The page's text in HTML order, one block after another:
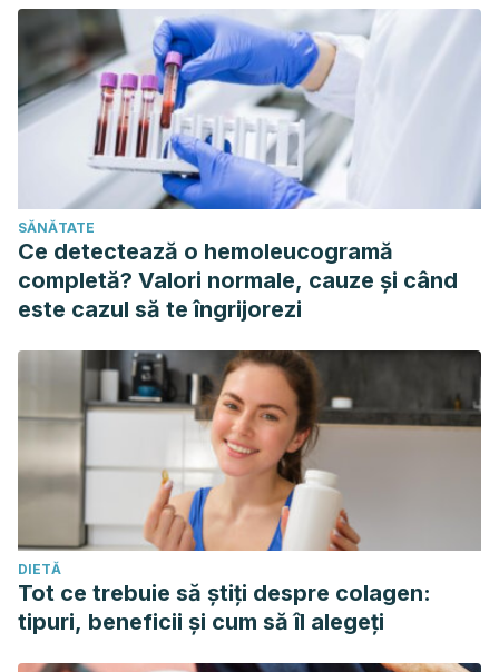
SĂNĂTATE
Ce detectează o hemoleucogramă
completă? Valori normale, cauze și când
este cazul să te îngrijorezi
DIETĂ
Tot ce trebuie să știți despre colagen:
tipuri, beneficii și cum să îl alegeți